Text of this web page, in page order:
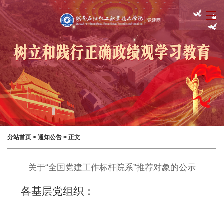
分站首页 > 通知公告 > 正文
关于“全国党建工作标杆院系”推荐对象的公示
各基层党组织：